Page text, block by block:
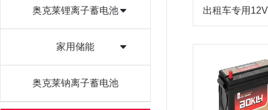
奥克莱锂离子蓄电池
家用储能
奥克莱钠离子蓄电池
出租车专用